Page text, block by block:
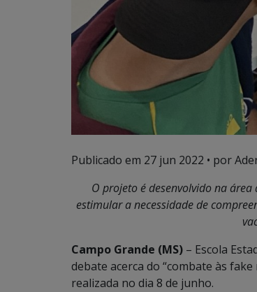
Publicado em 27 jun 2022 • por
O projeto é desenvolvido na
estimular a necessidade de
Campo Grande (MS) – Escola
debate acerca do “combate às
realizada no dia 8 de junho.